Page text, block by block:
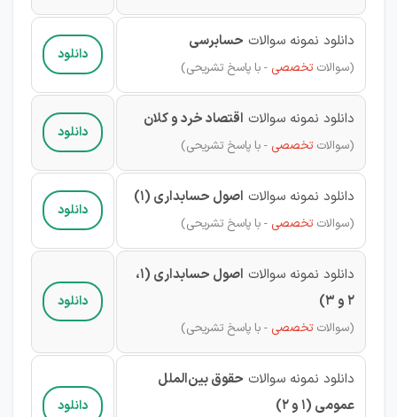
دانلود نمونه سوالات حسابرسی
(سوالات تخصصی - با پاسخ تشریحی)
دانلود
دانلود نمونه سوالات اقتصاد خرد و کلان
(سوالات تخصصی - با پاسخ تشریحی)
دانلود
دانلود نمونه سوالات اصول حسابداری (1)
(سوالات تخصصی - با پاسخ تشریحی)
دانلود
دانلود نمونه سوالات
اصول حسابداری (1،
2 و 3)
(سوالات تخصصی - با پاسخ تشریحی)
دانلود
دانلود نمونه سوالات حقوق بین‌الملل
عمومی (1 و 2)
دانلود